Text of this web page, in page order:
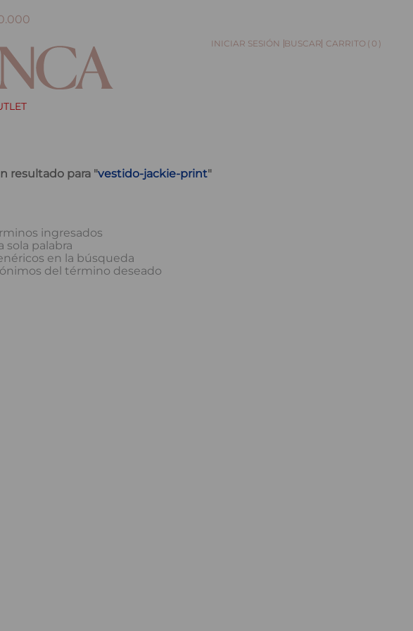
BUSCAR 0
resultado para "vestido-jackie-print"
ingresados
sola palabra
en la búsqueda
del término deseado